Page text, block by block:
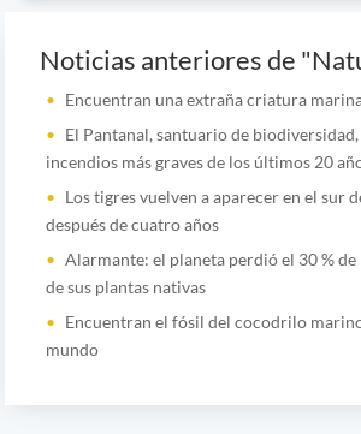
Noticias anteriores de
Encuentran una extraña criatura
El Pantanal, santuario de
incendios más graves de los últimos 20
Los tigres vuelven a aparecer en el sur
después de cuatro años
Alarmante: el planeta perdió el 30 % de
de sus plantas nativas
Encuentran el fósil del cocodrilo
mundo